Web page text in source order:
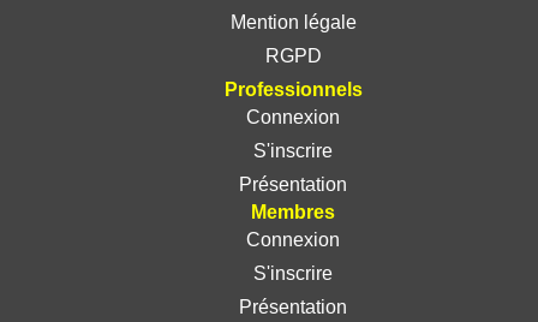
Mention légale
RGPD
Professionnels
Connexion
S'inscrire
Présentation
Membres
Connexion
S'inscrire
Présentation